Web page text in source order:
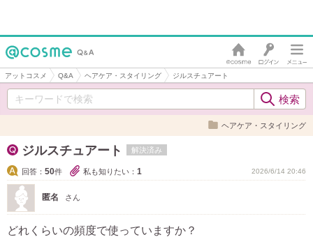
アットコスメ Q&A ヘアケア・スタイリング ジルスチュアート
ヘアケア・スタイリング
ジルスチュアート 解決済み
回答： 50件 私も知りたい： 1 2026/6/14 20:46
匿名 さん
どれくらいの頻度で使っていますか？